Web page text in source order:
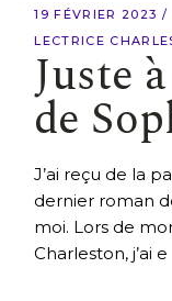
19 FÉVRIER 2023
LECTRICE
Juste
de
J’ai reçu de la
dernier roman
moi. Lors de
Charleston, j’ai e